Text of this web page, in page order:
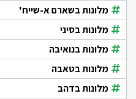
מלונות בשארם א-שייח'
מלונות בסיני
מלונות בנואיבה
מלונות בטאבה
מלונות בדהב